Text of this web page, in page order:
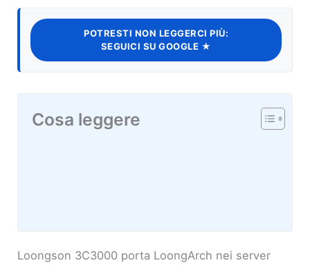
POTRESTI NON LEGGERCI PIÙ:
SEGUICI SU GOOGLE ★
Cosa leggere
Loongson 3C3000 porta LoongArch nei server